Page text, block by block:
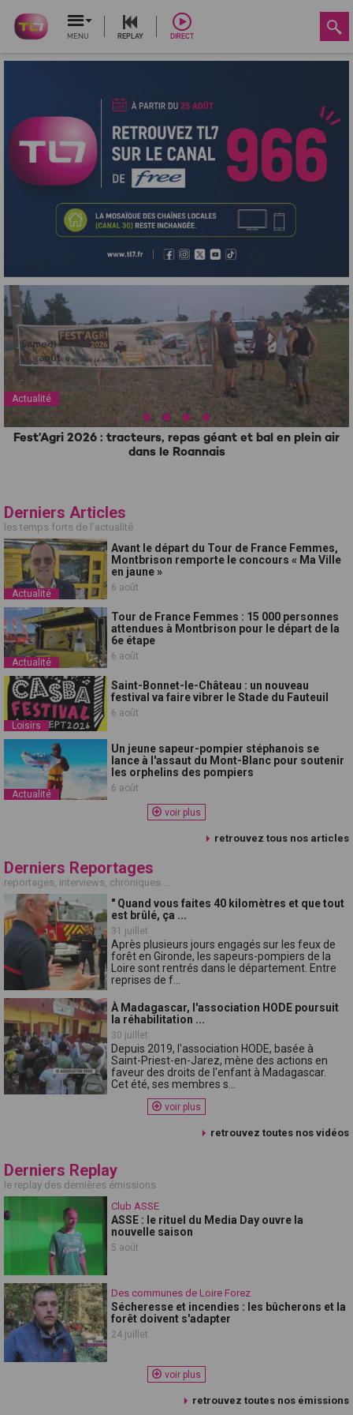
MENU REPLAY DIRECT
Actualité
Fest’Agri 2026 : tracteurs, repas géant et bal en plein air
dans le Roannais
Derniers Articles
les temps forts de l'actualité
Actualité
Avant le départ du Tour de France Femmes,
Montbrison remporte le concours « Ma Ville
en jaune »
6 août
Actualité
Tour de France Femmes : 15 000 personnes
attendues à Montbrison pour le départ de la
6e étape
6 août
Loisirs
Saint-Bonnet-le-Château : un nouveau
festival va faire vibrer le Stade du Fauteuil
6 août
Actualité
Un jeune sapeur-pompier stéphanois se
lance à l'assaut du Mont-Blanc pour soutenir
les orphelins des pompiers
6 août
voir plus
retrouvez tous nos articles
Derniers Reportages
reportages, interviews, chroniques ...
" Quand vous faites 40 kilomètres et que tout
est brûlé, ça ...
31 juillet
Après plusieurs jours engagés sur les feux de
forêt en Gironde, les sapeurs-pompiers de la
Loire sont rentrés dans le département. Entre
reprises de f...
À Madagascar, l'association HODE poursuit
la réhabilitation ...
30 juillet
Depuis 2019, l'association HODE, basée à
Saint-Priest-en-Jarez, mène des actions en
faveur des droits de l'enfant à Madagascar.
Cet été, ses membres s...
voir plus
retrouvez toutes nos vidéos
Derniers Replay
le replay des dernières émissions
Club ASSE
ASSE : le rituel du Media Day ouvre la
nouvelle saison
5 août
Des communes de Loire Forez
Sécheresse et incendies : les bûcherons et la
forêt doivent s'adapter
24 juillet
voir plus
retrouvez toutes nos émissions